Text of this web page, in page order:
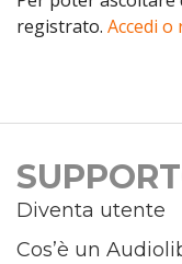
registrato. Accedi
Diventa utente
Cos’è un